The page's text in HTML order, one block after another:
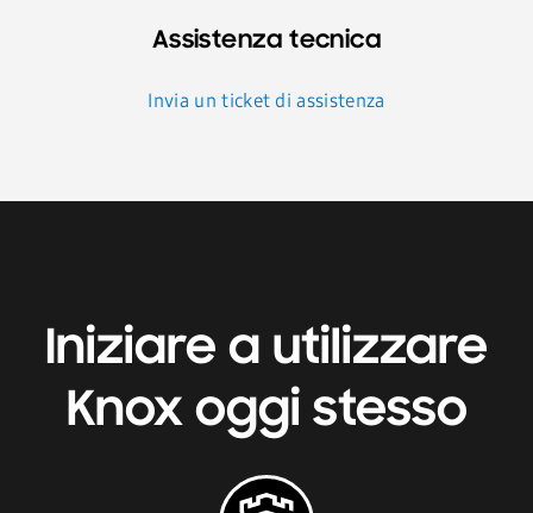
Assistenza tecnica
Invia un ticket di assistenza
Iniziare a utilizzare
Knox oggi stesso